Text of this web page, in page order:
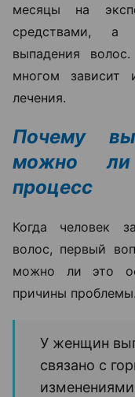
месяцы на
средствами, а
выпадения
многом зависит
лечения.
Почему
можно ли
процесс
Когда человек
волос, первый
можно ли это
причины проблемы.
У женщин
связано с